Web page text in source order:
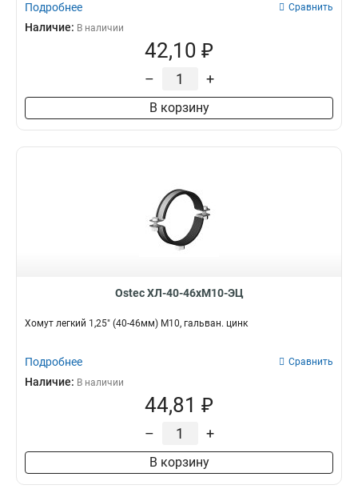
Подробнее Сравнить
Наличие: В наличии
42,10 ₽
– +
В корзину
Ostec ХЛ-40-46хМ10-ЭЦ
Хомут легкий 1,25" (40-46мм) М10, гальван. цинк
Подробнее Сравнить
Наличие: В наличии
44,81 ₽
– +
В корзину